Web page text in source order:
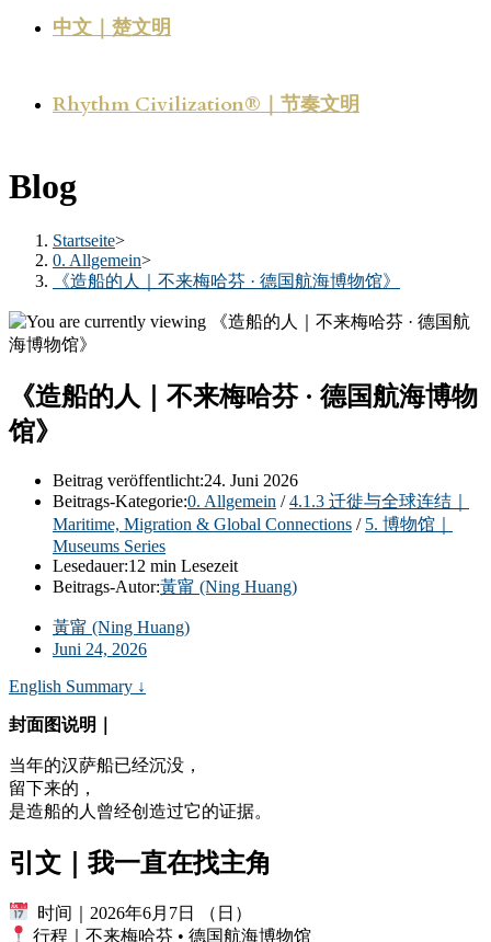
中文｜楚文明
Rhythm Civilization®｜节奏文明
Blog
Startseite>
0. Allgemein>
《造船的人｜不来梅哈芬 · 德国航海博物馆》
《造船的人｜不来梅哈芬 · 德国航海博物
馆》
Beitrag veröffentlicht:24. Juni 2026
Beitrags-Kategorie:0. Allgemein / 4.1.3 迁徙与全球连结｜
Maritime, Migration & Global Connections / 5. 博物馆｜
Museums Series
Lesedauer:12 min Lesezeit
Beitrags-Autor:黃甯 (Ning Huang)
黃甯 (Ning Huang)
Juni 24, 2026
English Summary ↓
封面图说明｜
当年的汉萨船已经沉没，
留下来的，
是造船的人曾经创造过它的证据。
引文｜我一直在找主角
时间｜2026年6月7日 （日）
行程｜不来梅哈芬 • 德国航海博物馆